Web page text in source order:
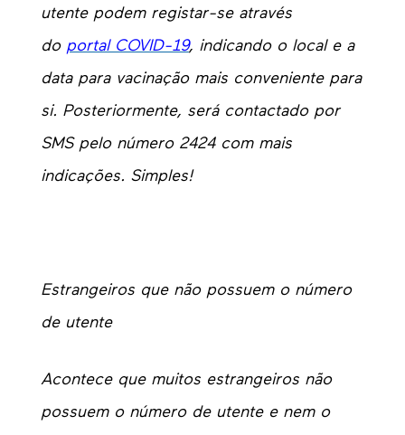
utente podem registar-se através
do portal COVID-19, indicando o local e a
data para vacinação mais conveniente para
si. Posteriormente, será contactado por
SMS pelo número 2424 com mais
indicações. Simples!
Estrangeiros que não possuem o número
de utente
Acontece que muitos estrangeiros não
possuem o número de utente e nem o